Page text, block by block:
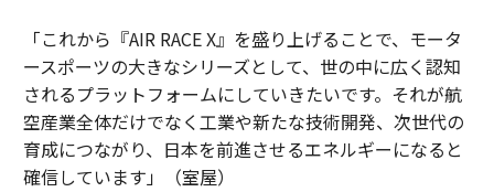
「これから『AIR RACE X』を盛り上げることで、モータ
ースポーツの大きなシリーズとして、世の中に広く認知
されるプラットフォームにしていきたいです。それが航
空産業全体だけでなく工業や新たな技術開発、次世代の
育成につながり、日本を前進させるエネルギーになると
確信しています」（室屋）